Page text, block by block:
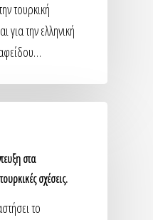
τουρκική
για την ελληνική
στα
σχέσεις.
το